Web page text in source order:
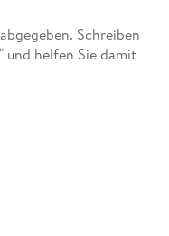
Schreiben
und helfen Sie damit